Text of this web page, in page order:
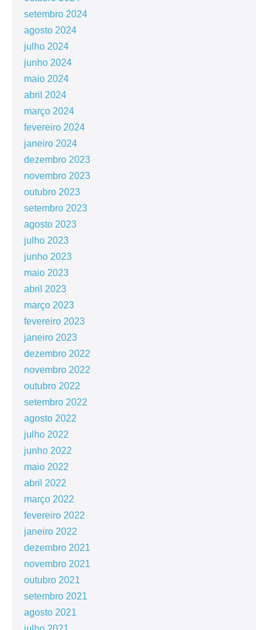
setembro 2024
agosto 2024
julho 2024
junho 2024
maio 2024
abril 2024
março 2024
fevereiro 2024
janeiro 2024
dezembro 2023
novembro 2023
outubro 2023
setembro 2023
agosto 2023
julho 2023
junho 2023
maio 2023
abril 2023
março 2023
fevereiro 2023
janeiro 2023
dezembro 2022
novembro 2022
outubro 2022
setembro 2022
agosto 2022
julho 2022
junho 2022
maio 2022
abril 2022
março 2022
fevereiro 2022
janeiro 2022
dezembro 2021
novembro 2021
outubro 2021
setembro 2021
agosto 2021